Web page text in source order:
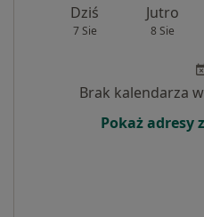
Dziś
7 Sie
Jutro
8 Sie
Brak kalendarza
Pokaż adresy